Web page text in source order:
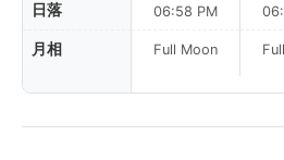
日落
月相
06:58 PM
Full Moon